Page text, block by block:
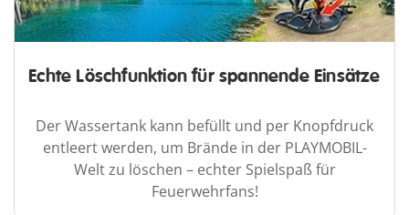
Echte Löschfunktion für spannende Einsätze
Der Wassertank kann befüllt und per Knopfdruck
entleert werden, um Brände in der PLAYMOBIL-
Welt zu löschen – echter Spielspaß für
Feuerwehrfans!